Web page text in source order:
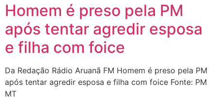
Homem é preso pela PM
após tentar agredir esposa
e filha com foice
Da Redação Rádio Aruanã FM Homem é preso pela PM
após tentar agredir esposa e filha com foice Fonte: PM
MT